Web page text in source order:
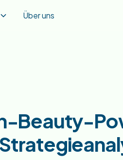
Über uns
Beauty-